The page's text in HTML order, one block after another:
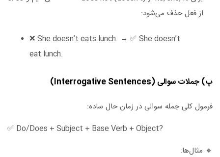
از فعل حذف می‌شود:
❌ She doesn’t eats lunch. → ✅ She doesn’t
eat lunch.
پ) جملات سوالی (Interrogative Sentences)
فرمول کلی جمله سوالی در زمان حال ساده:
✅ Do/Does + Subject + Base Verb + Object?
🔹 مثال‌ها: